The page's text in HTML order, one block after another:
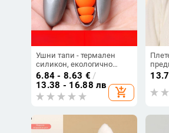
Ушни тапи - термален
силикон, екологично
чисти, в ухото, 40 dB NR, за
сън, учене и офис
шумозащита
6.84 - 8.63 € /
13.38 - 16.88 лв
add_shopping_cart
2025